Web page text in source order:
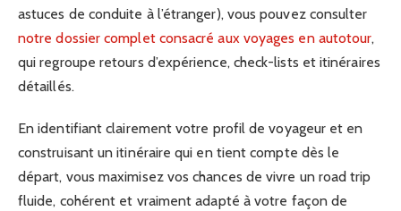
astuces de conduite à l’étranger), vous pouvez consulter
notre dossier complet consacré aux voyages en autotour,
qui regroupe retours d’expérience, check-lists et itinéraires
détaillés.
En identifiant clairement votre profil de voyageur et en
construisant un itinéraire qui en tient compte dès le
départ, vous maximisez vos chances de vivre un road trip
fluide, cohérent et vraiment adapté à votre façon de